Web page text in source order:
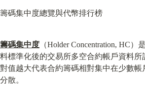
籌碼集中度總覽與代幣排行榜
籌碼集中度 （Holder Concentration, HC
料標準化後的交易所多空合約帳戶資料所
對值越大代表合約籌碼相對集中在少數帳
分散。